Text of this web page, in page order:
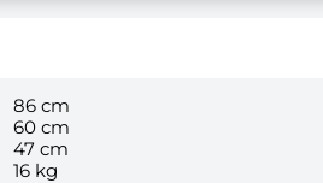
86 cm
60 cm
47 cm
16 kg